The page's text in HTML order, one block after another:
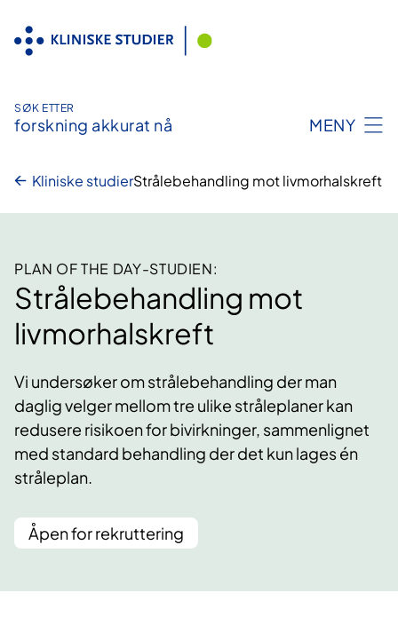
innhold
SØK ETTER
forskning akkurat nå MENY
Kliniske studierStrålebehandling mot livmorhalskreft
PLAN OF THE DAY-STUDIEN:
Strålebehandling mot
livmorhalskreft
Vi undersøker om strålebehandling der man
daglig velger mellom tre ulike stråleplaner kan
redusere risikoen for bivirkninger, sammenlignet
med standard behandling der det kun lages én
stråleplan.
Åpen for rekruttering